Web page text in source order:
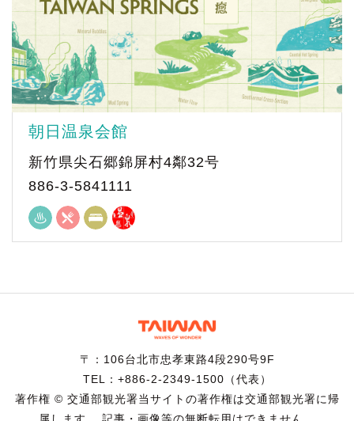
朝日温泉会館
新竹県尖石郷錦屏村4鄰32号
886-3-5841111
〒：106台北市忠孝東路4段290号9F
TEL：+886-2-2349-1500（代表）
著作権 © 交通部観光署当サイトの著作権は交通部観光署に帰